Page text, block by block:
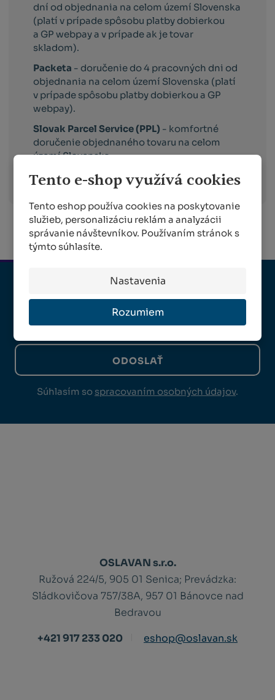
Tento e-shop využívá cookies
Tento eshop používa cookies na poskytovanie
služieb, personalizáciu reklám a analyzácii
správanie návštevníkov. Používaním stránok s
týmto súhlasíte.
Nastavenia
Rozumiem
dní od objednania na celom území Slovenska
(platí v prípade spôsobu platby dobierkou
a GP webpay a v prípade ak je tovar
skladom).
Packeta - doručenie do 4 pracovných dni od
objednania na celom území Slovenska (platí
v prípade spôsobu platby dobierkou a GP
webpay).
Slovak Parcel Service (PPL) - komfortné
doručenie objednaného tovaru na celom
území Slovenska.
Viac informácií o preprave
ODOSLAŤ
Súhlasím so spracovaním osobných údajov.
OSLAVAN s.r.o.
Ružová 224/5, 905 01 Senica; Prevádzka:
Sládkovičova 757/38A, 957 01 Bánovce nad
Bedravou
+421 917 233 020
eshop@oslavan.sk